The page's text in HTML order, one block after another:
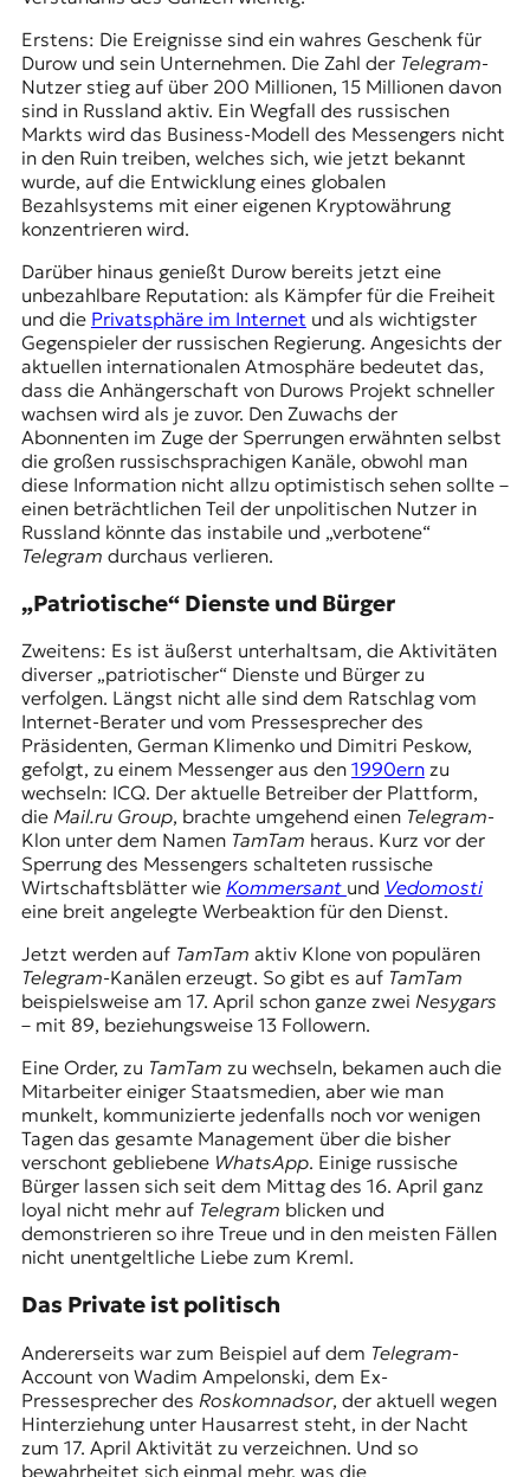
Erstens: Die Ereignisse sind ein wahres Geschenk für
Durow und sein Unternehmen. Die Zahl der Telegram-
Nutzer stieg auf über 200 Millionen, 15 Millionen davon
sind in Russland aktiv. Ein Wegfall des russischen
Markts wird das Business-Modell des Messengers nicht
in den Ruin treiben, welches sich, wie jetzt bekannt
wurde, auf die Entwicklung eines globalen
Bezahlsystems mit einer eigenen Kryptowährung
konzentrieren wird.
Darüber hinaus genießt Durow bereits jetzt eine
unbezahlbare Reputation: als Kämpfer für die Freiheit
und die Privatsphäre im Internet und als wichtigster
Gegenspieler der russischen Regierung. Angesichts der
aktuellen internationalen Atmosphäre bedeutet das,
dass die Anhängerschaft von Durows Projekt schneller
wachsen wird als je zuvor. Den Zuwachs der
Abonnenten im Zuge der Sperrungen erwähnten selbst
die großen russischsprachigen Kanäle, obwohl man
diese Information nicht allzu optimistisch sehen sollte –
einen beträchtlichen Teil der unpolitischen Nutzer in
Russland könnte das instabile und „verbotene“
Telegram durchaus verlieren.
„Patriotische“ Dienste und Bürger
Zweitens: Es ist äußerst unterhaltsam, die Aktivitäten
diverser „patriotischer“ Dienste und Bürger zu
verfolgen. Längst nicht alle sind dem Ratschlag vom
Internet-Berater und vom Pressesprecher des
Präsidenten, German Klimenko und Dimitri Peskow,
gefolgt, zu einem Messenger aus den 1990ernzu
wechseln: ICQ. Der aktuelle Betreiber der Plattform,
die Mail.ru Group, brachte umgehend einen Telegram-
Klon unter dem Namen TamTam heraus. Kurz vor der
Sperrung des Messengers schalteten russische
Wirtschaftsblätter wie Kommersant und Vedomosti
eine breit angelegte Werbeaktion für den Dienst.
Jetzt werden auf TamTam aktiv Klone von populären
Telegram-Kanälen erzeugt. So gibt es auf TamTam
beispielsweise am 17. April schon ganze zwei Nesygars
– mit 89, beziehungsweise 13 Followern.
Eine Order, zu TamTam zu wechseln, bekamen auch die
Mitarbeiter einiger Staatsmedien, aber wie man
munkelt, kommunizierte jedenfalls noch vor wenigen
Tagen das gesamte Management über die bisher
verschont gebliebene WhatsApp. Einige russische
Bürger lassen sich seit dem Mittag des 16. April ganz
loyal nicht mehr auf Telegram blicken und
demonstrieren so ihre Treue und in den meisten Fällen
nicht unentgeltliche Liebe zum Kreml.
Das Private ist politisch
Andererseits war zum Beispiel auf dem Telegram-
Account von Wadim Ampelonski, dem Ex-
Pressesprecher des Roskomnadsor, der aktuell wegen
Hinterziehung unter Hausarrest steht, in der Nacht
zum 17. April Aktivität zu verzeichnen. Und so
bewahrheitet sich einmal mehr, was die